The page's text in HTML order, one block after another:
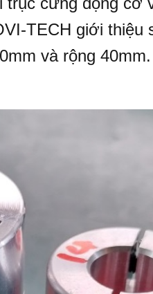
TECH giới thiệu
và rộng 40mm.